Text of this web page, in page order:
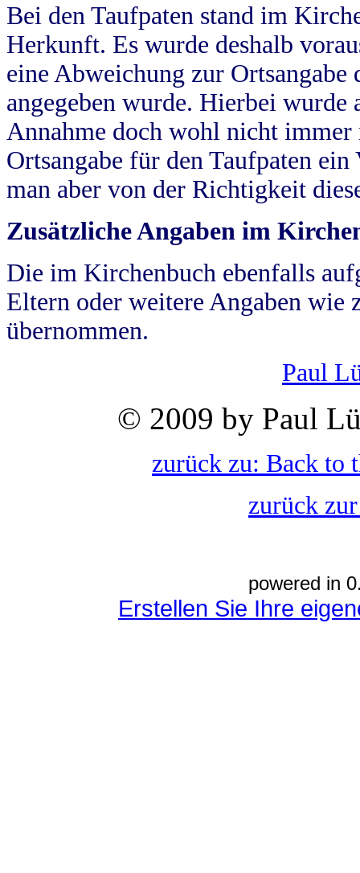
Bei den Taufpaten stand im
Herkunft. Es wurde deshalb
eine Abweichung zur
angegeben wurde. Hierbei wurde
Annahme doch wohl nicht
Ortsangabe für den Taufpaten
man aber von der Richtigkeit
Zusätzliche Angaben im
Die im Kirchenbuch ebenfalls
Eltern oder weitere Angaben wie
übernommen.
Paul
© 2009 by Paul
zurück zu: Back to
zurück
powered in
Erstellen Sie Ihre